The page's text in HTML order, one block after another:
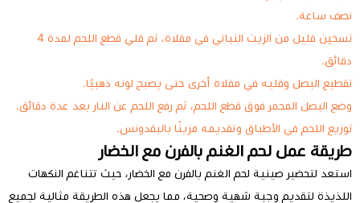
نصف ساعة.
تسخين قليل من الزيت النباتي في مقلاة، ثم قلي قطع اللحم لمدة 4
دقائق.
تقطيع البصل وقليه في مقلاة أخرى حتى يصبح لونه ذهبيًا.
وضع البصل المحمر فوق قطع اللحم، ثم رفع اللحم عن النار بعد عدة دقائق.
توزيع اللحم في الأطباق وتقديمه مزينًا بالبقدونس.
طريقة عمل لحم الغنم بالفرن مع الخضار
استعد لتحضير صينية لحم الغنم بالفرن مع الخضار، حيث تتناغم النكهات
اللذيذة لتقديم وجبة شهية وصحية، مما يجعل هذه الطريقة مثالية لجميع